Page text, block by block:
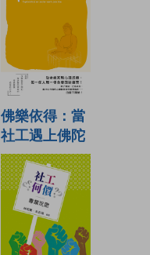
佛樂依得：當
社工遇上佛陀